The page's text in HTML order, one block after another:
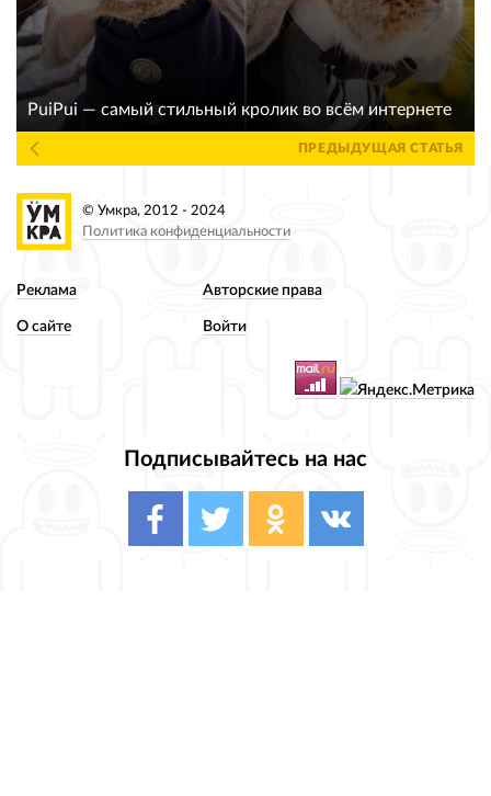
PuiPui — самый стильный кролик во всём интернете
ПРЕДЫДУЩАЯ СТАТЬЯ
Реклама Авторские права
О сайте Войти
Подписывайтесь на нас
© Умкра, 2012 - 2024
Политика конфиденциальности